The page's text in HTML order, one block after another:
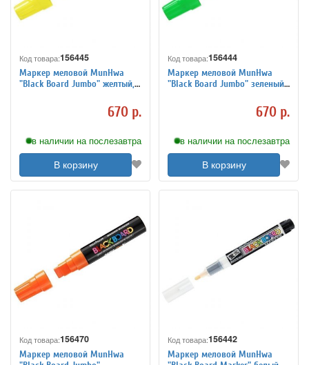
Код товара:156445
Маркер меловой MunHwa
"Black Board Jumbo" желтый,
670 р.
в наличии на послезавтра
В корзину
Код товара:156444
Маркер меловой MunHwa
"Black Board Jumbo" зеленый,
670 р.
в наличии на послезавтра
В корзину
Код товара:156470
Маркер меловой MunHwa
Код товара:156442
Маркер меловой MunHwa